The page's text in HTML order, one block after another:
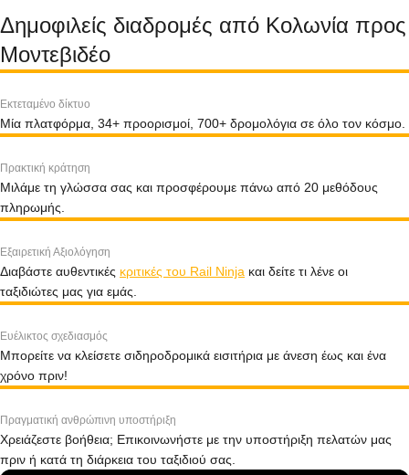
Δημοφιλείς διαδρομές από Κολωνία προς
Μοντεβιδέο
Εκτεταμένο δίκτυο
Μία πλατφόρμα, 34+ προορισμοί, 700+ δρομολόγια σε όλο τον κόσμο.
Πρακτική κράτηση
Μιλάμε τη γλώσσα σας και προσφέρουμε πάνω από 20 μεθόδους
πληρωμής.
Εξαιρετική Αξιολόγηση
Διαβάστε αυθεντικές κριτικές του Rail Ninja και δείτε τι λένε οι
ταξιδιώτες μας για εμάς.
Ευέλικτος σχεδιασμός
Μπορείτε να κλείσετε σιδηροδρομικά εισιτήρια με άνεση έως και ένα
χρόνο πριν!
Πραγματική ανθρώπινη υποστήριξη
Χρειάζεστε βοήθεια; Επικοινωνήστε με την υποστήριξη πελατών μας
πριν ή κατά τη διάρκεια του ταξιδιού σας.